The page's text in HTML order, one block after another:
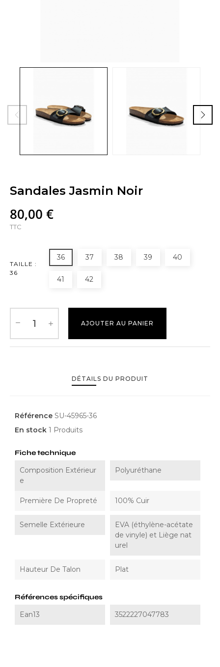
Sandales Jasmin Noir
80,00 €
TTC
TAILLE :
36
36 37 38 39 40
41 42
AJOUTER AU PANIER
DÉTAILS DU PRODUIT
Référence SU-45965-36
En stock 1 Produits
Fiche technique
Composition Extérieur
E
Polyuréthane
Première De Propreté 100% Cuir
Semelle Extérieure
EVA (éthylène-acétate
de vinyle) et Liège nat
urel
Hauteur De Talon Plat
Références spécifiques
Ean13 3522227047783